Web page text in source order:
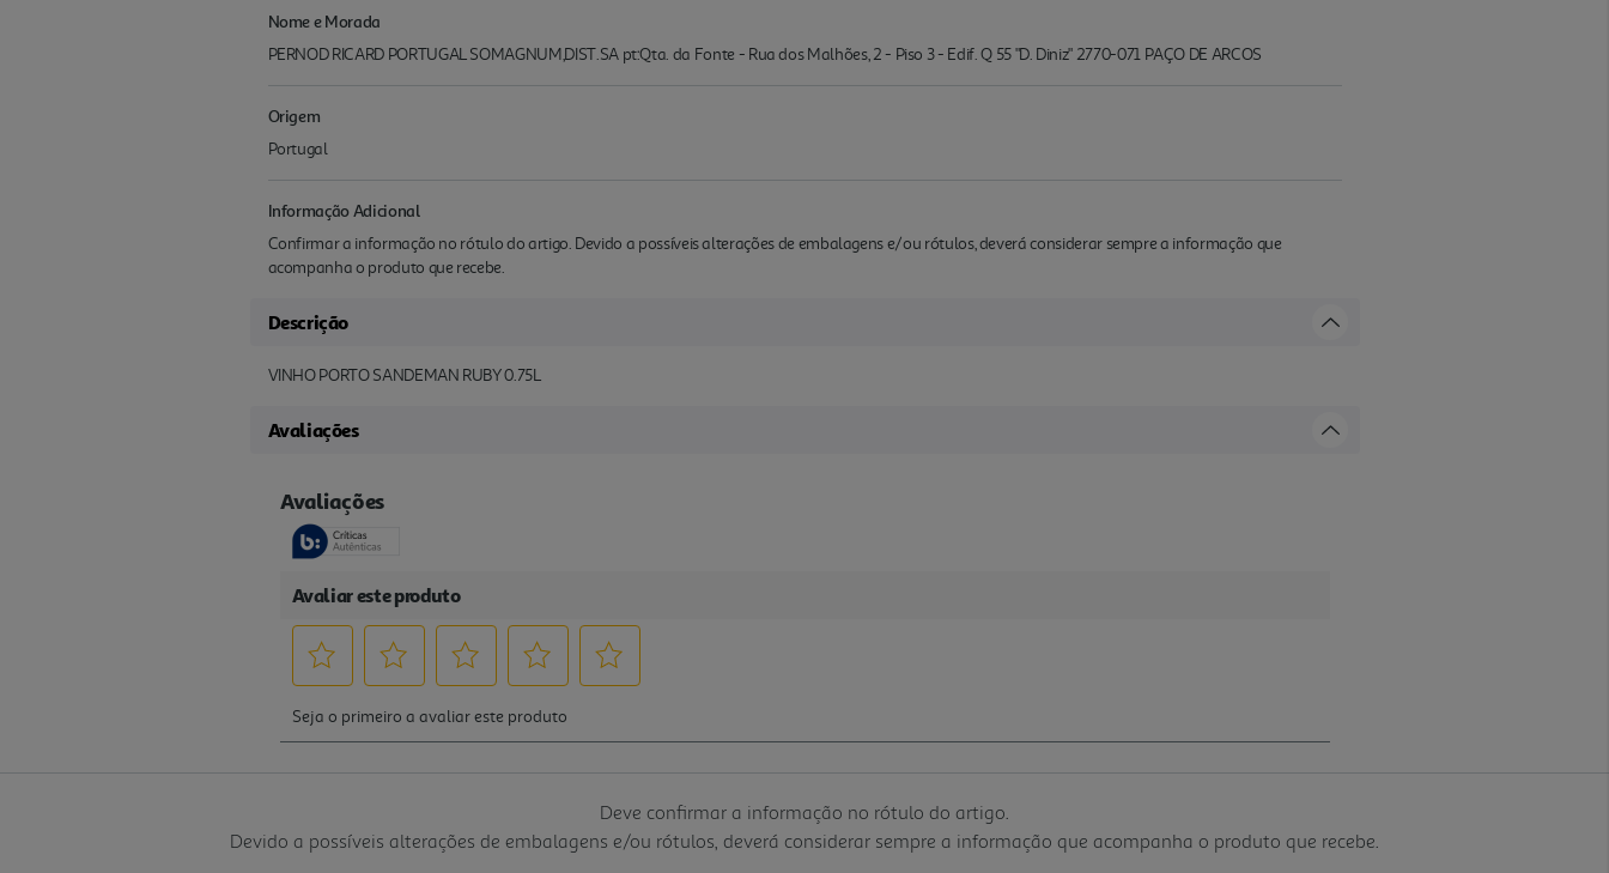
Nome e Morada
PERNOD RICARD PORTUGAL SOMAGNUM,DIST.SA pt:Qta. da Fonte - Rua dos Malhões, 2 - Piso 3 - Edif. Q 55 "D. Diniz" 2770-071 PAÇO DE ARCOS
Origem
Portugal
Informação Adicional
Confirmar a informação no rótulo do artigo. Devido a possíveis alterações de embalagens e/ou rótulos, deverá considerar sempre a informação que
acompanha o produto que recebe.
Descrição
VINHO PORTO SANDEMAN RUBY 0.75L
Avaliações
Deve confirmar a informação no rótulo do artigo.
Devido a possíveis alterações de embalagens e/ou rótulos, deverá considerar sempre a informação que acompanha o produto que recebe.